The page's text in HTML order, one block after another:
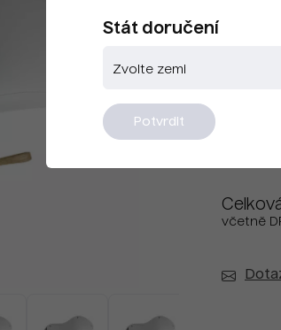
včetně
Stát doručení
Potvrdit